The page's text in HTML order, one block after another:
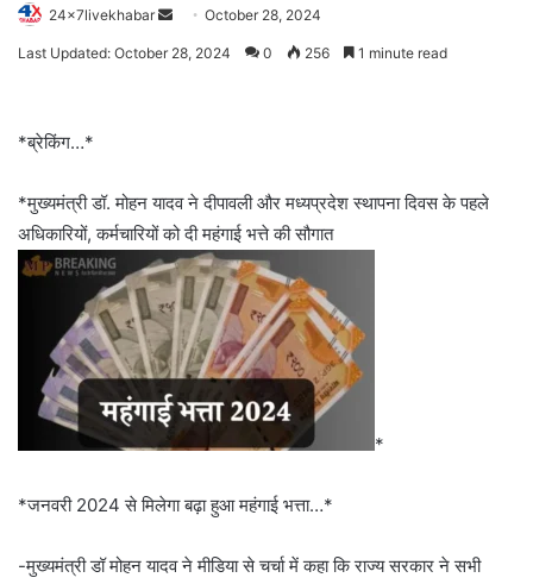
24x7livekhabar
SendOctober 28, 2024
Last Updated: October 28, 2024 0 256 1 minute read
*ब्रेकिंग…*
*मुख्यमंत्री डॉ. मोहन यादव ने दीपावली और मध्यप्रदेश स्थापना दिवस के पहले
अधिकारियों, कर्मचारियों को दी महंगाई भत्ते की सौगात
*
*जनवरी 2024 से मिलेगा बढ़ा हुआ महंगाई भत्ता…*
-मुख्यमंत्री डॉ मोहन यादव ने मीडिया से चर्चा में कहा कि राज्य सरकार ने सभी